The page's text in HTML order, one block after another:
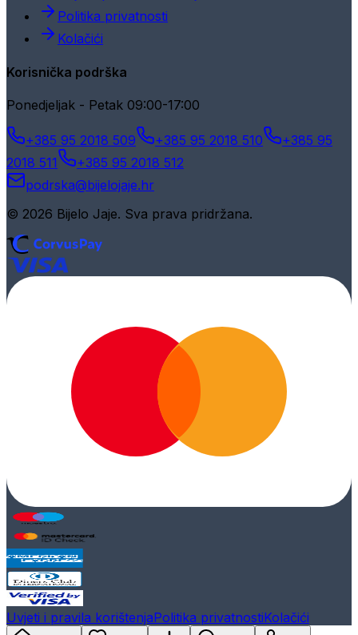
Politika privatnosti
Kolačići
Korisnička podrška
Ponedjeljak - Petak 09:00-17:00
+385 95 2018 509 +385 95 2018 510
+385 95
2018 511
+385 95 2018 512
podrska@bijelojaje.hr
© 2026 Bijelo Jaje. Sva prava pridržana.
Uvjeti i pravila korištenjaPolitika privatnostiKolačići